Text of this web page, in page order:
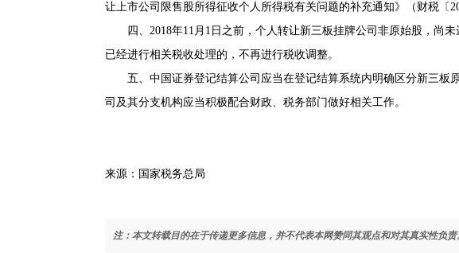
让上市公司限售股所得征收个人所得税有关问题的补充通知》
（财税〔
四、2018年11月1日之前，个人转让新三板挂牌公司非原始股，尚未
已经进行相关税收处理的，不再进行税收调整。
五、中国证券登记结算公司应当在登记结算系统内明确区分新三板
司及其分支机构应当积极配合财政、税务部门做好相关工作。
来源：国家税务总局
注：本文转载目的在于传递更多信息，并不代表本网赞同其观点和对其真实性负